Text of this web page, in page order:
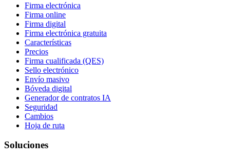
Firma electrónica
Firma online
Firma digital
Firma electrónica gratuita
Características
Precios
Firma cualificada (QES)
Sello electrónico
Envío masivo
Bóveda digital
Generador de contratos IA
Seguridad
Cambios
Hoja de ruta
Soluciones